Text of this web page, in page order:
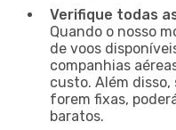
Verifique todas
Quando o nosso
de voos
companhias
custo. Além disso,
forem fixas,
baratos.